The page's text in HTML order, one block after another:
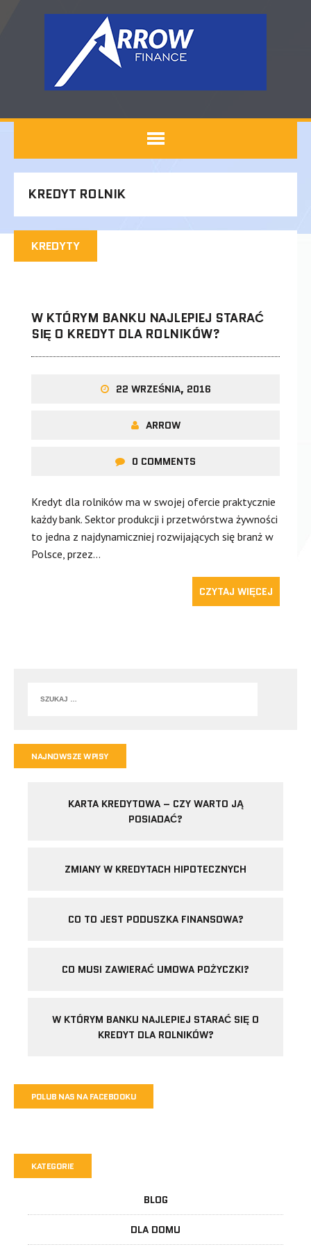
KREDYT ROLNIK
KREDYTY
W KTÓRYM BANKU NAJLEPIEJ STARAĆ
SIĘ O KREDYT DLA ROLNIKÓW?
22 WRZEŚNIA, 2016
ARROW
0 COMMENTS
Kredyt dla rolników ma w swojej ofercie praktycznie
każdy bank. Sektor produkcji i przetwórstwa żywności
to jedna z najdynamiczniej rozwijających się branż w
Polsce, przez…
CZYTAJ WIĘCEJ
NAJNOWSZE WPISY
KARTA KREDYTOWA – CZY WARTO JĄ
POSIADAĆ?
ZMIANY W KREDYTACH HIPOTECZNYCH
CO TO JEST PODUSZKA FINANSOWA?
CO MUSI ZAWIERAĆ UMOWA POŻYCZKI?
W KTÓRYM BANKU NAJLEPIEJ STARAĆ SIĘ O
KREDYT DLA ROLNIKÓW?
POLUB NAS NA FACEBOOKU
KATEGORIE
BLOG
DLA DOMU